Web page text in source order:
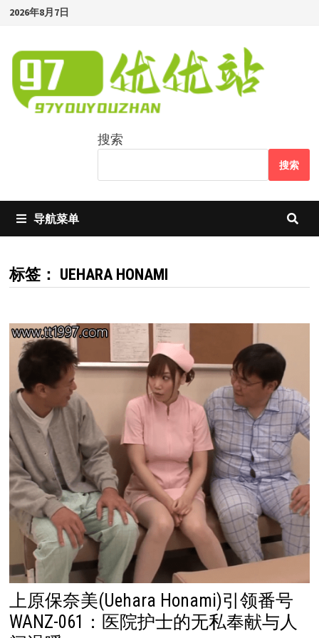
Skip
content
2026年8月7日
搜索
搜索
导航菜单
标签： UEHARA HONAMI
上原保奈美(Uehara Honami)引领番号
WANZ-061：医院护士的无私奉献与人